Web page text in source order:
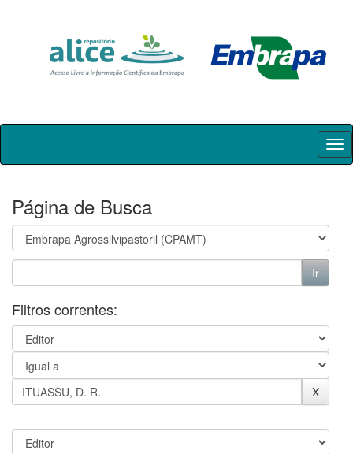
Skip
Página de Busca
Filtros correntes: